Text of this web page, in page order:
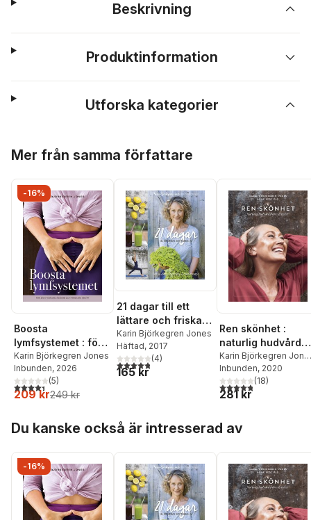
Beskrivning
Produktinformation
Utforska kategorier
Mer från samma författare
-16%
Boosta
lymfsystemet : för
en starkare, renare
och friskare kropp
Karin Björkegren Jones
Inbunden, 2026
4,4utav 5 stjärnor. Totalt antal röster:
(5)
209 kr249 kr
21 dagar till ett
lättare och friskare
liv
Karin Björkegren Jones
Häftad, 2017
4,8utav 5 stjärnor. Totalt antal röster:
(4)
165 kr
Ren skönhet :
naturlig hudvård
från växtriket
Karin Björkegren
Lena Losciale
Inbunden, 2020
4,8utav 5 stjärnor.
(18)
281 kr
Du kanske också är intresserad av
-16%